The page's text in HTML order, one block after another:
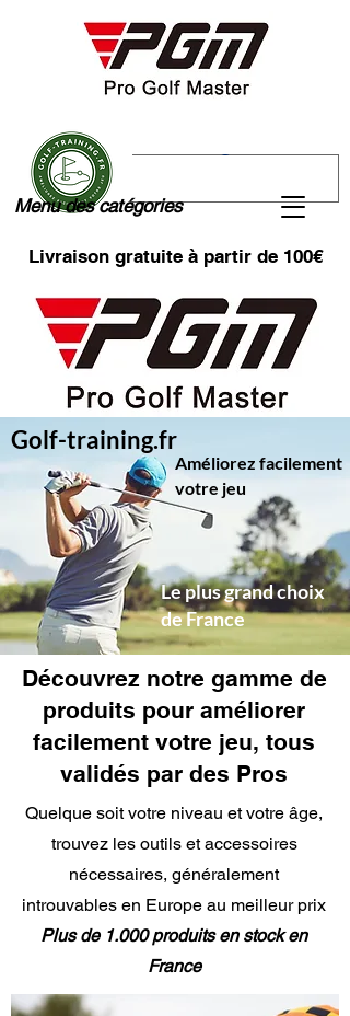
Menu des catégories
Livraison gratuite à partir de 100€
Golf-training.fr
Améliorez facilement
votre jeu
Le plus grand choix
de France
Découvrez notre gamme de
produits pour améliorer
facilement votre jeu, tous
validés par des Pros
Quelque soit votre niveau et votre âge,
trouvez les outils et accessoires
nécessaires, généralement
introuvables en Europe au meilleur prix
Plus de 1.000 produits en stock en
France